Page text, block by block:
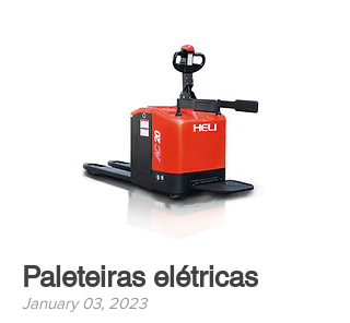
Paleteiras elétricas
January 03, 2023